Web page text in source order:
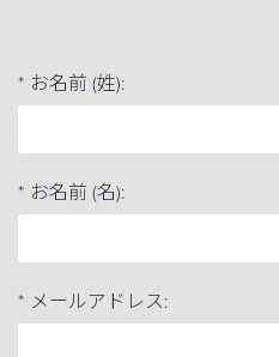
* お名前 (姓):
* お名前 (名):
* メールアドレス: